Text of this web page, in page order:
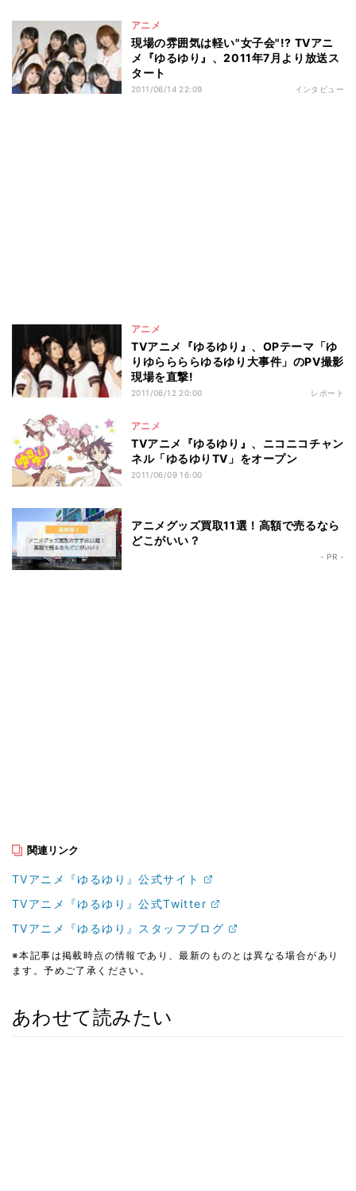
アニメ
現場の雰囲気は軽い"女子会"!? TVアニ
メ『ゆるゆり』、2011年7月より放送ス
タート
2011/06/14 22:09 インタビュー
アニメ
TVアニメ『ゆるゆり』、OPテーマ「ゆ
りゆららららゆるゆり大事件」のPV撮影
現場を直撃!
2011/06/12 20:00 レポート
アニメ
TVアニメ『ゆるゆり』、ニコニコチャン
ネル「ゆるゆりTV」をオープン
2011/06/09 16:00
アニメグッズ買取11選！高額で売るなら
どこがいい？
- PR -
関連リンク
TVアニメ『ゆるゆり』公式サイト
TVアニメ『ゆるゆり』公式Twitter
TVアニメ『ゆるゆり』スタッフブログ
※本記事は掲載時点の情報であり、最新のものとは異なる場合があり
ます。予めご了承ください。
あわせて読みたい